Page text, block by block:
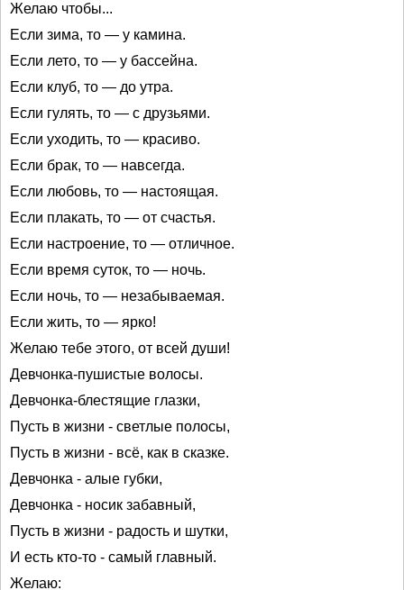
Желаю чтобы...
Если зима, то — у камина.
Если лето, то — у бассейна.
Если клуб, то — до утра.
Если гулять, то — с друзьями.
Если уходить, то — красиво.
Если брак, то — навсегда.
Если любовь, то — настоящая.
Если плакать, то — от счастья.
Если настроение, то — отличное.
Если время суток, то — ночь.
Если ночь, то — незабываемая.
Если жить, то — ярко!
Желаю тебе этого, от всей души!
Девчонка-пушистые волосы.
Девчонка-блестящие глазки,
Пусть в жизни - светлые полосы,
Пусть в жизни - всё, как в сказке.
Девчонка - алые губки,
Девчонка - носик забавный,
Пусть в жизни - радость и шутки,
И есть кто-то - самый главный.
Желаю: